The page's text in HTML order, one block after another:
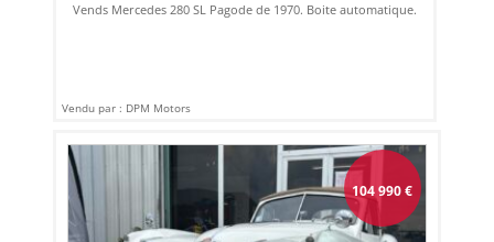
Vends Mercedes 280 SL Pagode de 1970. Boite automatique.
Vendu par : DPM Motors
104 990€